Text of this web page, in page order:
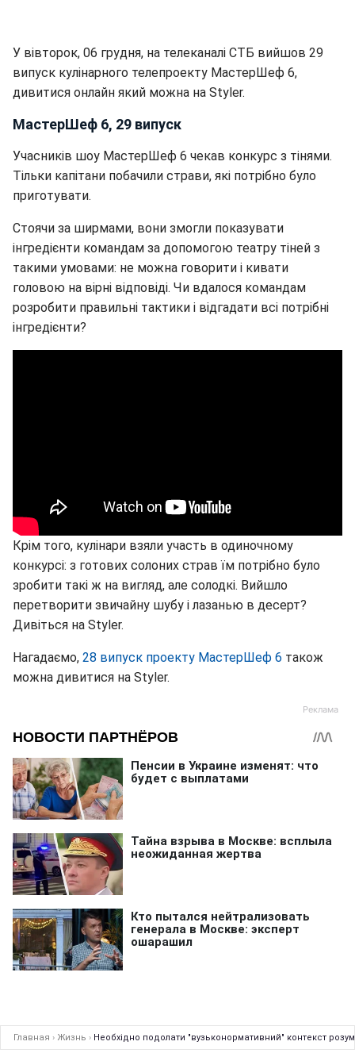
У вівторок, 06 грудня, на телеканалі СТБ вийшов 29
випуск кулінарного телепроекту МастерШеф 6,
дивитися онлайн який можна на Styler.
МастерШеф 6, 29 випуск
Учасників шоу МастерШеф 6 чекав конкурс з тінями.
Тільки капітани побачили страви, які потрібно було
приготувати.
Стоячи за ширмами, вони змогли показувати
інгредієнти командам за допомогою театру тіней з
такими умовами: не можна говорити і кивати
головою на вірні відповіді. Чи вдалося командам
розробити правильні тактики і відгадати всі потрібні
інгредієнти?
Крім того, кулінари взяли участь в одиночному
конкурсі: з готових солоних страв їм потрібно було
зробити такі ж на вигляд, але солодкі. Вийшло
перетворити звичайну шубу і лазанью в десерт?
Дивіться на Styler.
Нагадаємо, 28 випуск проекту МастерШеф 6 також
можна дивитися на Styler.
Главная › Жизнь › Необхідно подолати "вузьконормативний" контекст